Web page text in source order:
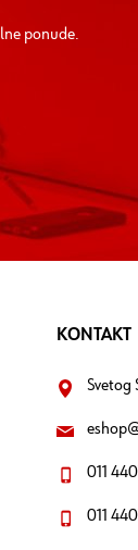
ponude.
KONTAKT
Svetog
011
011